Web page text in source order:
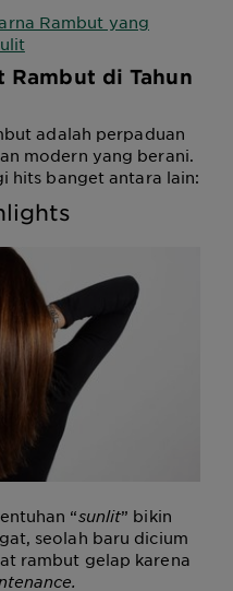
Rambut yang
Rambut di Tahun
adalah perpaduan
modern yang berani.
hits banget antara lain:
“sunlit” bikin
seolah baru dicium
rambut gelap karena